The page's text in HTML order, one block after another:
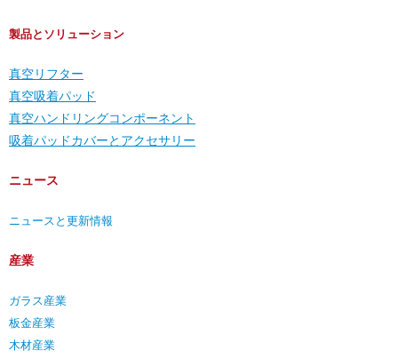
製品とソリューション
真空リフター
真空吸着パッド
真空ハンドリングコンポーネント
吸着パッドカバーとアクセサリー
ニュース
ニュースと更新情報
産業
ガラス産業
板金産業
木材産業